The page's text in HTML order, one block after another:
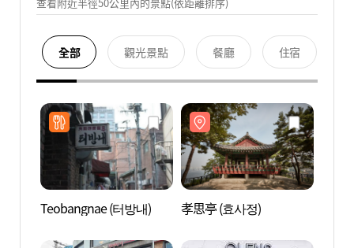
全部 觀光景點 餐廳 住宿
Teobangnae (터방내) 孝思亭 (효사정)